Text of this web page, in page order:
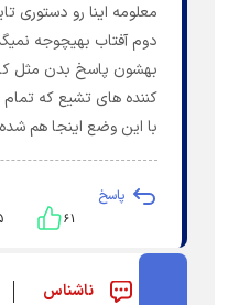
معلومه اینا رو دستوری
دوم آفتاب بهیچوجه
بهشون پاسخ بدن مثل
کننده های تشیع که
با این وضع اینجا هم
پاسخ
۶۱
ناشناس